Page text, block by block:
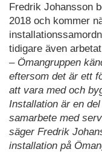
Fredrik Johansson
2018 och kommer
tidigare även
– Ömangruppen
eftersom det är ett
att vara med och
Installation är en
samarbete med
säger Fredrik
installation på